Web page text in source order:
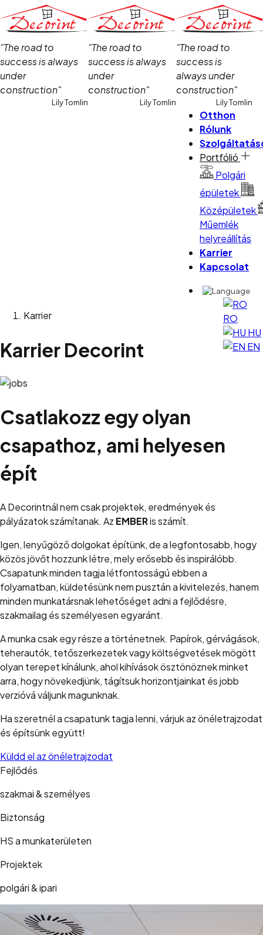
"The road to
success is always
under
construction"
Lily Tomlin
"The road to
success is always
under
construction"
Lily Tomlin
"The road to
success is
always under
construction"
Lily Tomlin
Otthon
Rólunk
Portfólió
Polgári
épületek
Középületek
Műemlék
helyreállítás
Karrier
Kapcsolat
RO
HU
EN
Karrier
Karrier Decorint
Csatlakozz egy olyan
csapathoz, ami helyesen
épít
A Decorintnál nem csak projektek, eredmények és
pályázatok számítanak. Az EMBERis számít.
Igen, lenyűgöző dolgokat építünk, de a legfontosabb, hogy
közös jövőt hozzunk létre, mely erősebb és inspirálóbb.
Csapatunk minden tagja létfontosságú ebben a
folyamatban, küldetésünk nem pusztán a kivitelezés, hanem
minden munkatársnak lehetőséget adni a fejlődésre,
szakmailag és személyesen egyaránt.
A munka csak egy része a történetnek. Papírok, gérvágások,
teherautók, tetőszerkezetek vagy költségvetések mögött
olyan terepet kínálunk, ahol kihívások ösztönöznek minket
arra, hogy növekedjünk, tágítsuk horizontjainkat és jobb
verzióvá váljunk magunknak.
Ha szeretnél a csapatunk tagja lenni, várjuk az önéletrajzodat
és építsünk együtt!
Küldd el az önéletrajzodat
Fejlődés
szakmai & személyes
Biztonság
HS a munkaterületen
Projektek
polgári & ipari